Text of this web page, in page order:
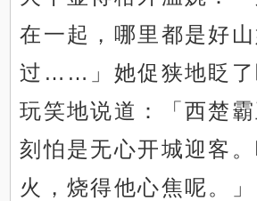
在一起，哪里都是好
过……」她促狭地眨了
玩笑地说道：「西楚
刻怕是无心开城迎客
火，烧得他心焦呢。」